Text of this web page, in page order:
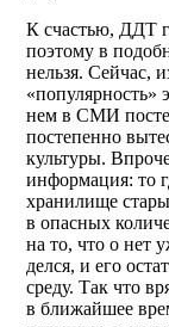
К счастью, ДДТ
поэтому в
нельзя. Сейчас,
«популярность»
нем в СМИ
постепенно
культуры.
информация: то
хранилище
в опасных
на то, что о нет
делся, и его
среду. Так что
в ближайшее